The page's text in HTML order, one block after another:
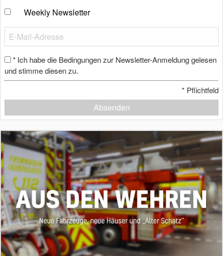
Weekly Newsletter
* Ich habe die Bedingungen zur Newsletter-Anmeldung gelesen
und stimme diesen zu.
* Pflichtfeld
Absenden